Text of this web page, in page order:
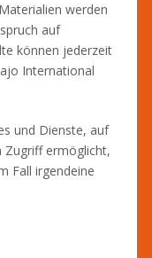
werden
auf
können jederzeit
International
und Dienste, auf
Zugriff ermöglicht,
Fall irgendeine